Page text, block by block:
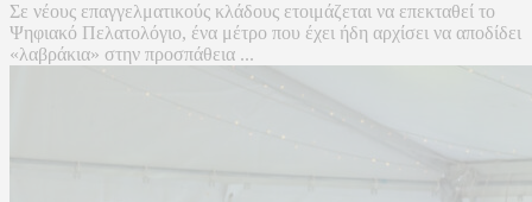
Σε νέους επαγγελματικούς κλάδους ετοιμάζεται να επεκταθεί το
Ψηφιακό Πελατολόγιο, ένα μέτρο που έχει ήδη αρχίσει να αποδίδει
«λαβράκια» στην προσπάθεια ...